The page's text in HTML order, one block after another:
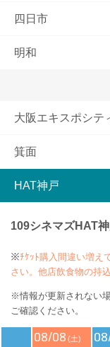
四日市
明和
大阪エキスポシテ
箕面
HAT神戸
109シネマズHAT
※ﾁｹｯﾄ購入間違い増え
さい。他店飲食物の持
※情報が更新されない
ご確認ください。
08/08 (土)